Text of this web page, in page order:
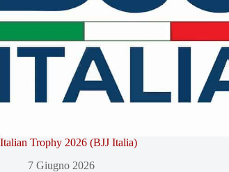
Italian Trophy 2026 (BJJ Italia)
7 Giugno 2026